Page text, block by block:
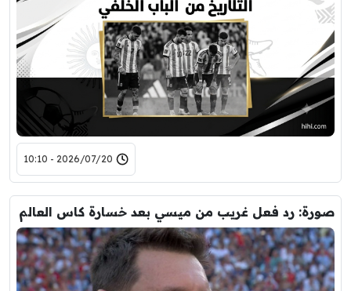
2026/07/20 - 10:10
صورة: رد فعل غريب من ميسي بعد خسارة كاس العالم